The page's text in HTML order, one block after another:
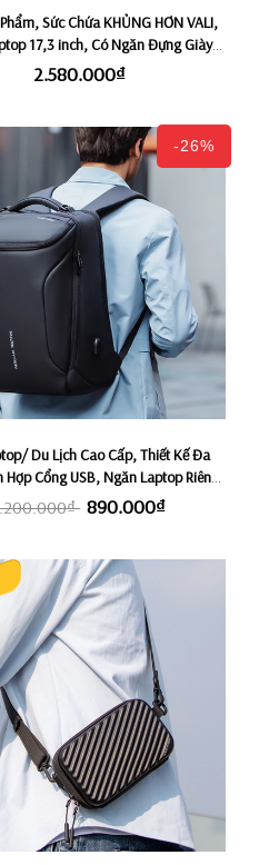
Sức Chứa KHỦNG HƠN VALI,
17,3 inch, Có Ngăn Đựng Giày
mở rộng 5cm, Độc Quyền Công
2.580.000₫
-26%
Du Lịch Cao Cấp, Thiết Kế Đa
Hợp Cổng USB, Ngăn Laptop Riêng
MARK RYDEN COMPACTO PRO
890.000₫